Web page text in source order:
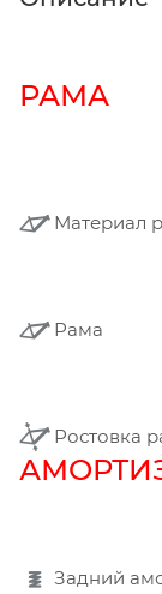
Материал
Рама
Ростовка
Задний